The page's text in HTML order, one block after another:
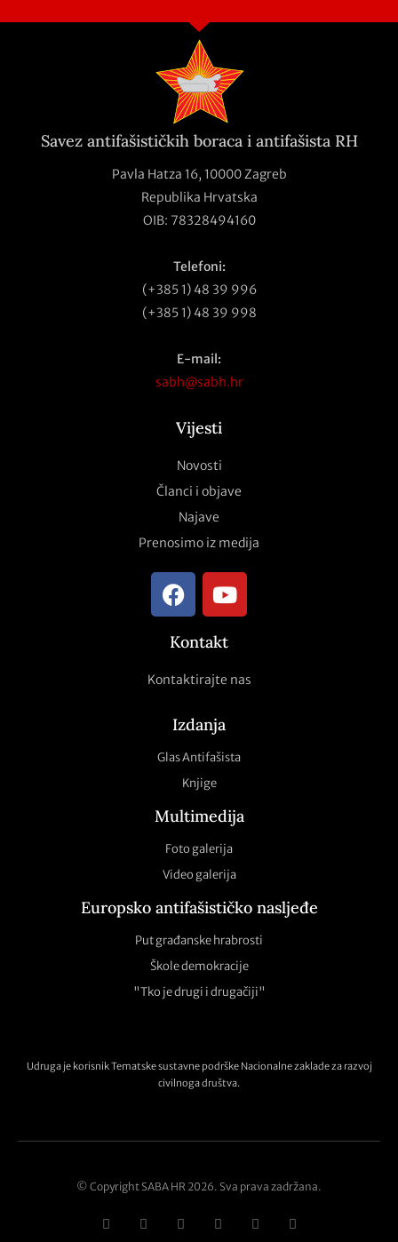
Savez antifašističkih boraca i antifašista RH
Pavla Hatza 16, 10000 Zagreb
Republika Hrvatska
OIB: 78328494160
Telefoni:
(+385 1) 48 39 996
(+385 1) 48 39 998
E-mail:
sabh@sabh.hr
Vijesti
Novosti
Članci i objave
Najave
Prenosimo iz medija
Kontakt
Kontaktirajte nas
Izdanja
Glas Antifašista
Knjige
Multimedija
Foto galerija
Video galerija
Europsko antifašističko nasljeđe
Put građanske hrabrosti
Škole demokracije
"Tko je drugi i drugačiji"
Udruga je korisnik Tematske sustavne podrške Nacionalne zaklade za razvoj
civilnoga društva.
© Copyright SABA HR 2026. Sva prava zadržana.